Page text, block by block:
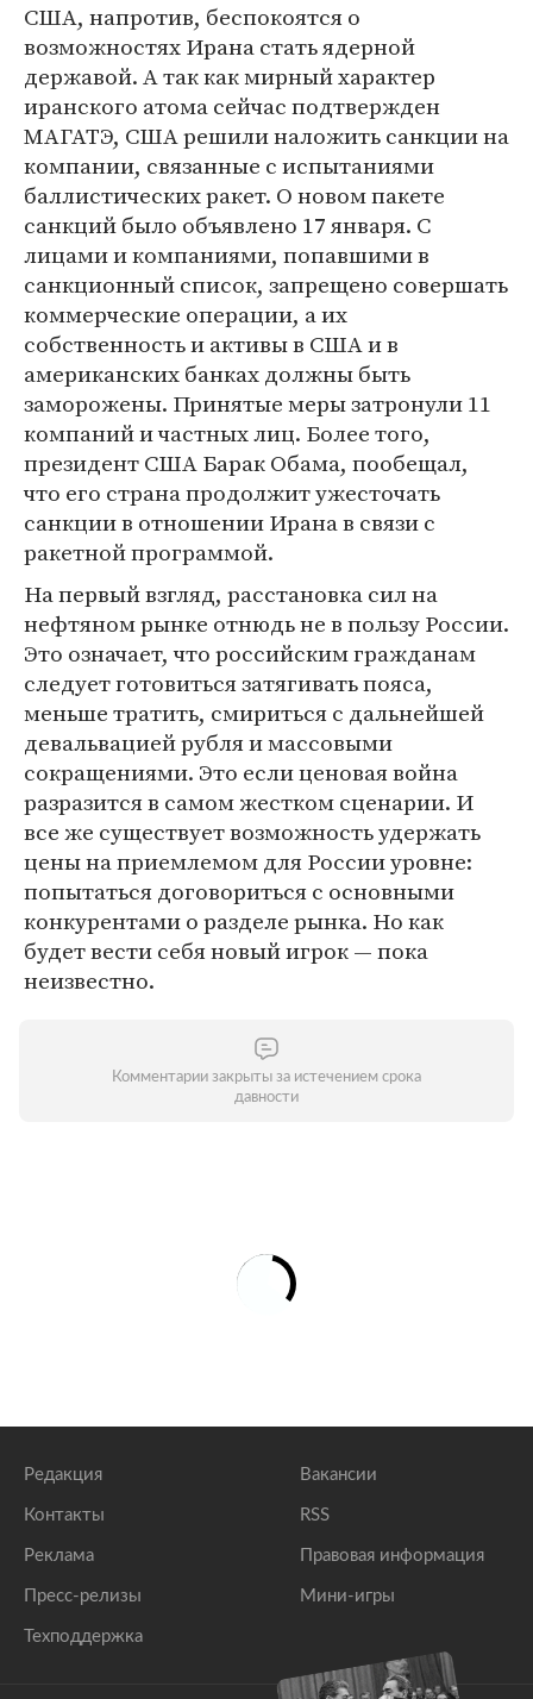
США, напротив, беспокоятся о
возможностях Ирана стать ядерной
державой. А так как мирный характер
иранского атома сейчас подтвержден
МАГАТЭ, США решили наложить санкции на
компании, связанные с испытаниями
баллистических ракет. О новом пакете
санкций было объявлено 17 января. С
лицами и компаниями, попавшими в
санкционный список, запрещено совершать
коммерческие операции, а их
собственность и активы в США и в
американских банках должны быть
заморожены. Принятые меры затронули 11
компаний и частных лиц. Более того,
президент США Барак Обама, пообещал,
что его страна продолжит ужесточать
санкции в отношении Ирана в связи с
ракетной программой.
На первый взгляд, расстановка сил на
нефтяном рынке отнюдь не в пользу России.
Это означает, что российским гражданам
следует готовиться затягивать пояса,
меньше тратить, смириться с дальнейшей
девальвацией рубля и массовыми
сокращениями. Это если ценовая война
разразится в самом жестком сценарии. И
все же существует возможность удержать
цены на приемлемом для России уровне:
попытаться договориться с основными
конкурентами о разделе рынка. Но как
будет вести себя новый игрок — пока
неизвестно.
Комментарии закрыты за истечением срока
давности
Редакция
Контакты
Реклама
Пресс-релизы
Техподдержка
Вакансии
RSS
Правовая информация
Мини-игры